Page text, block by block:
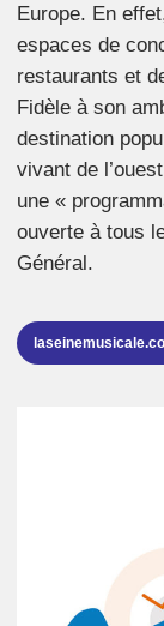
Europe. En
espaces de
restaurants et
Fidèle à son
destination
vivant de
une «
ouverte à tous
Général.